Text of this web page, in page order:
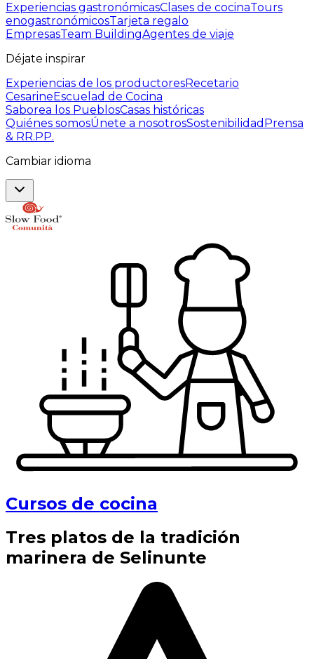
Experiencias gastronómicasClases de cocinaTours
enogastronómicosTarjeta regalo
EmpresasTeam BuildingAgentes de viaje
Déjate inspirar
Experiencias de los productoresRecetario
CesarineEscuelad de Cocina
Saborea los PueblosCasas históricas
Quiénes somosÚnete a nosotrosSostenibilidad Prensa
& RR.PP.
Cambiar idioma
Cursos de cocina
Tres platos de la tradición
marinera de Selinunte